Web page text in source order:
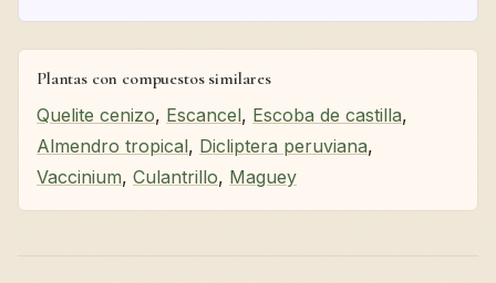
Plantas con compuestos similares
Quelite cenizo, Escancel, Escoba de castilla,
Almendro tropical, Dicliptera peruviana,
Vaccinium, Culantrillo, Maguey